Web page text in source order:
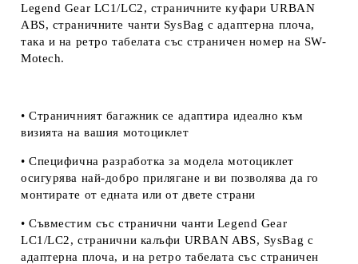
Legend Gear LC1/LC2, страничните куфари URBAN
ABS, страничните чанти SysBag с адаптерна плоча,
така и на ретро табелата със страничен номер на SW-
Motech.
• Страничният багажник се адаптира идеално към
визията на вашия мотоциклет
• Специфична разработка за модела мотоциклет
осигурява най-добро прилягане и ви позволява да го
монтирате от едната или от двете страни
• Съвместим със странични чанти Legend Gear
LC1/LC2, странични калъфи URBAN ABS, SysBag с
адаптерна плоча, и на ретро табелата със страничен